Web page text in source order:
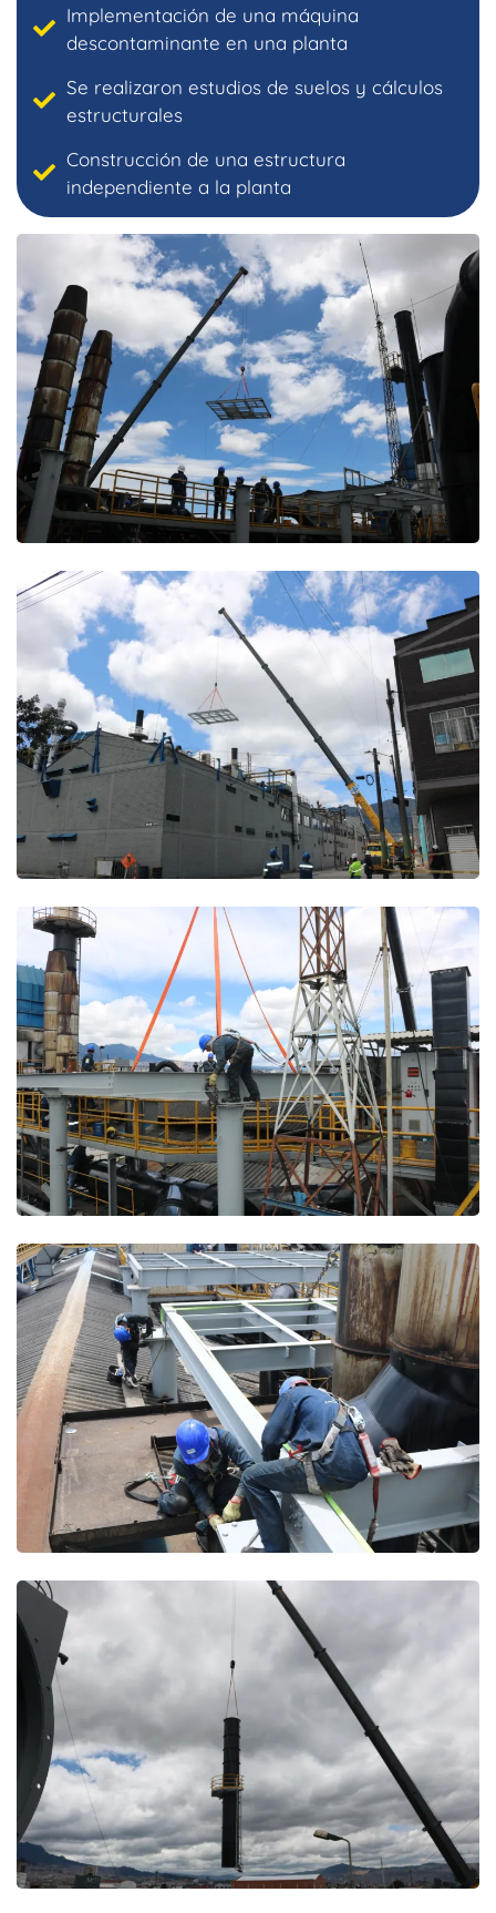
Implementación de una máquina
descontaminante en una planta
Se realizaron estudios de suelos y cálculos
estructurales
Construcción de una estructura
independiente a la planta